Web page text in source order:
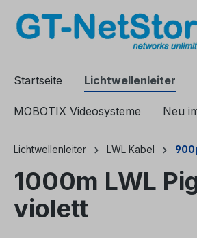
Zur Hauptnavigation springen
Startseite Lichtwellenleiter
MOBOTIX Videosysteme Neu
Lichtwellenleiter LWL Kabel
1000m LWL
violett